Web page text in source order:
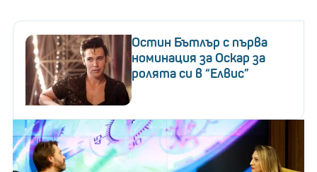
Остин Бътлър с първа
номинация за Оскар за
ролята си в “Елвис”